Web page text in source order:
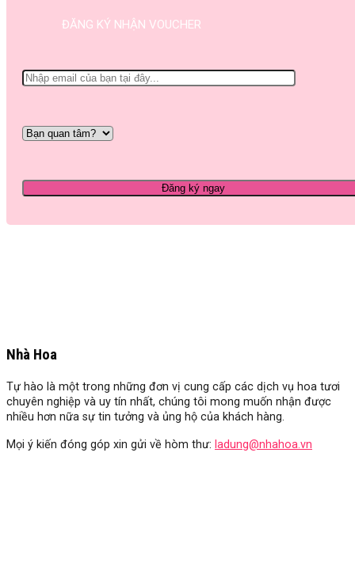
ĐĂNG KÝ NHẬN VOUCHER
Nhà Hoa
Tự hào là một trong những đơn vị cung cấp các dịch vụ hoa tươi
chuyên nghiệp và uy tín nhất, chúng tôi mong muốn nhận được
nhiều hơn nữa sự tin tưởng và ủng hộ của khách hàng.
Mọi ý kiến đóng góp xin gửi về hòm thư: ladung@nhahoa.vn